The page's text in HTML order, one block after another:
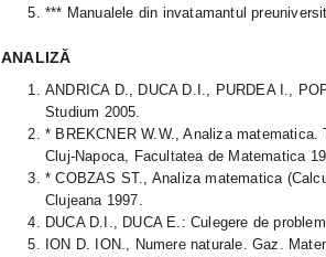
*** Manualele din invatamantul
ANALIZĂ
ANDRICA D., DUCA D.I., PURDEA I.,
Studium 2005.
* BREKCNER W.W., Analiza
Cluj-Napoca, Facultatea de Matematica
* COBZAS ST., Analiza matematica
Clujeana 1997.
DUCA D.I., DUCA E.: Culegere de
ION D. ION., Numere naturale. Gaz.